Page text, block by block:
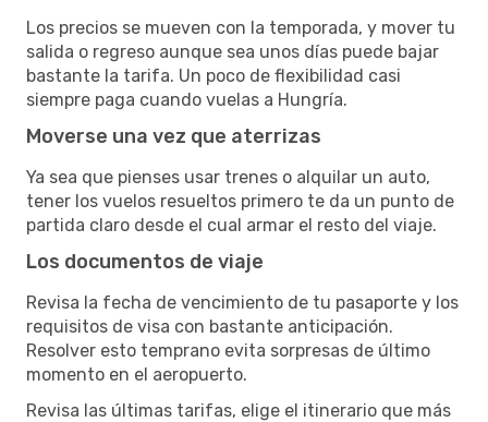
Los precios se mueven con la temporada, y mover tu
salida o regreso aunque sea unos días puede bajar
bastante la tarifa. Un poco de flexibilidad casi
siempre paga cuando vuelas a Hungría.
Moverse una vez que aterrizas
Ya sea que pienses usar trenes o alquilar un auto,
tener los vuelos resueltos primero te da un punto de
partida claro desde el cual armar el resto del viaje.
Los documentos de viaje
Revisa la fecha de vencimiento de tu pasaporte y los
requisitos de visa con bastante anticipación.
Resolver esto temprano evita sorpresas de último
momento en el aeropuerto.
Revisa las últimas tarifas, elige el itinerario que más